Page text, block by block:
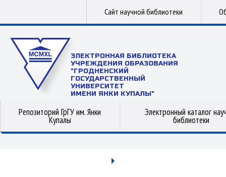
Сайт научной библиотеки
ЭЛЕКТРОННАЯ БИБЛИОТЕКА
УЧРЕЖДЕНИЯ ОБРАЗОВАНИЯ
"ГРОДНЕНСКИЙ
ГОСУДАРСТВЕННЫЙ
УНИВЕРСИТЕТ
ИМЕНИ ЯНКИ КУПАЛЫ"
Репозиторий ГрГУ им. Янки
Купалы
Электронный каталог
библиотеки